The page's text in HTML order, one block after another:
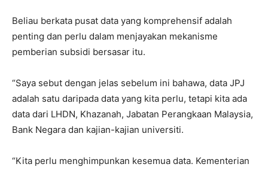
Beliau berkata pusat data yang komprehensif adalah
penting dan perlu dalam menjayakan mekanisme
pemberian subsidi bersasar itu.
“Saya sebut dengan jelas sebelum ini bahawa, data JPJ
adalah satu daripada data yang kita perlu, tetapi kita ada
data dari LHDN, Khazanah, Jabatan Perangkaan Malaysia,
Bank Negara dan kajian-kajian universiti.
“Kita perlu menghimpunkan kesemua data. Kementerian